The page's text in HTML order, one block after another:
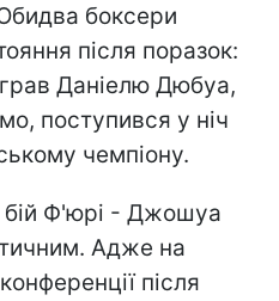
боксери
після поразок:
Даніелю Дюбуа,
поступився у ніч
чемпіону.
бій Ф'юрі - Джошуа
Адже на
після